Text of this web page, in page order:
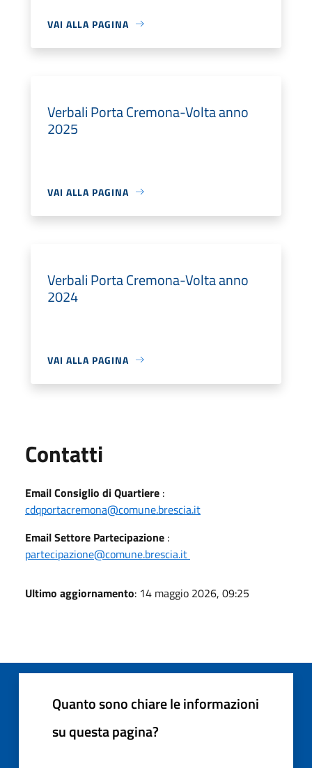
VAI ALLA PAGINA
Verbali Porta Cremona-Volta anno
2025
VAI ALLA PAGINA
Verbali Porta Cremona-Volta anno
2024
VAI ALLA PAGINA
Contatti
Email Consiglio di Quartiere :
cdqportacremona@comune.brescia.it
Email Settore Partecipazione :
partecipazione@comune.brescia.it
Ultimo aggiornamento: 14 maggio 2026, 09:25
Quanto sono chiare le informazioni
su questa pagina?